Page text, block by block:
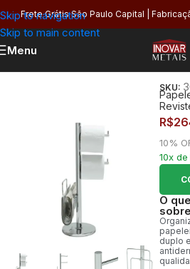
Skip to navigation
Skip to main content
Frete Grátis São Paulo Capital |
Menu
SKU:
R$
10%
10x de
O
duplo